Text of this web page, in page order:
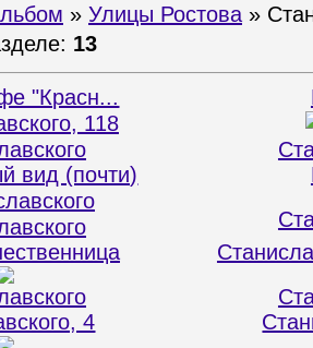
» Улицы Ростова »
: 13
"Красн...
вид (почти)
4